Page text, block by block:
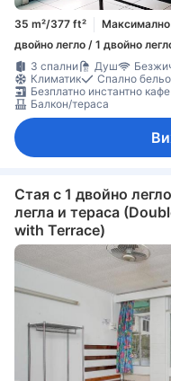
35 m²/377 ft²
двойно легло / 1 двойно
3 спални
Душ
Климатик
Спално бельо
Безплатно инстантно кафе
Балкон/тераса
Стая с 1 двойно
легла и тераса
with Terrace)